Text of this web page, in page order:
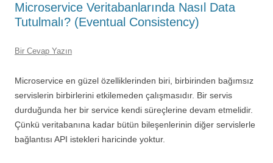
Microservice Veritabanlarında Nasıl Data
Tutulmalı? (Eventual Consistency)
Bir Cevap Yazın
Microservice en güzel özelliklerinden biri, birbirinden bağımsız
servislerin birbirlerini etkilemeden çalışmasıdır. Bir servis
durduğunda her bir service kendi süreçlerine devam etmelidir.
Çünkü veritabanına kadar bütün bileşenlerinin diğer servislerle
bağlantısı API istekleri haricinde yoktur.